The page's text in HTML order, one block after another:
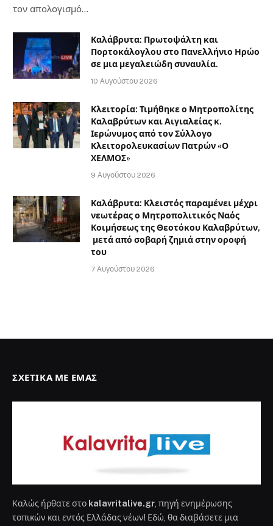
τον απολογισμό…
Καλάβρυτα: Πρωτοψάλτη και
Πορτοκάλογλου στο Πανελλήνιο Ηρώο
σε μια μεγαλειώδη συναυλία.
10 Αυγούστου 2026
Κλειτορία: Τιμήθηκε ο Μητροπολίτης
Καλαβρύτων και Αιγιαλείας κ.
Ιερώνυμος από τον Σύλλογο
Κλειτορολευκασίων Πατρών «Ο
ΧΕΛΜΟΣ»
9 Αυγούστου 2026
Καλάβρυτα: Κλειστός παραμένει μέχρι
νεωτέρας ο Μητροπολιτικός Ναός
Κοιμήσεως της Θεοτόκου Καλαβρύτων,
μετά από σοβαρή ζημιά στην οροφή
του
7 Αυγούστου 2026
ΣΧΕΤΙΚΆ ΜΕ ΕΜΆΣ
Καλώς ήρθατε στο kalavritalive.gr, πηγή ενημέρωσης
τοπικών και εντός Ελλάδας νέων! Εδώ, θα διαβάσετε μια